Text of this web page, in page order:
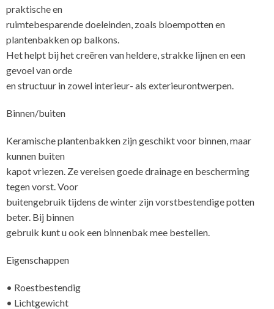
praktische en
ruimtebesparende doeleinden, zoals bloempotten en
plantenbakken op balkons.
Het helpt bij het creëren van heldere, strakke lijnen en een
gevoel van orde
en structuur in zowel interieur- als exterieurontwerpen.
Binnen/buiten
Keramische plantenbakken zijn geschikt voor binnen, maar
kunnen buiten
kapot vriezen. Ze vereisen goede drainage en bescherming
tegen vorst. Voor
buitengebruik tijdens de winter zijn vorstbestendige potten
beter. Bij binnen
gebruik kunt u ook een binnenbak mee bestellen.
Eigenschappen
• Roestbestendig
• Lichtgewicht